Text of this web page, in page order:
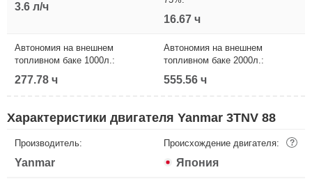
3.6 л/ч
16.67 ч
Автономия на внешнем
топливном баке 1000л.:
277.78 ч
Автономия на внешнем
топливном баке 2000л.:
555.56 ч
Характеристики двигателя Yanmar 3TNV 88
Производитель:
Yanmar
Происхождение двигателя: ?
Япония